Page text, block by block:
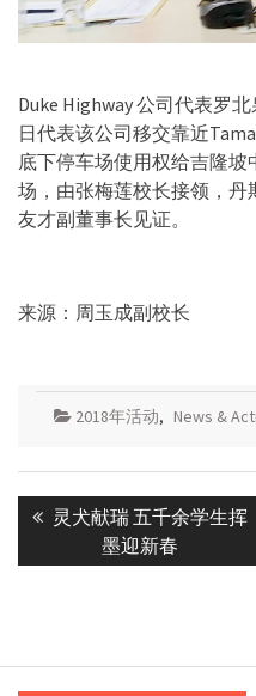
Duke Highway 公司代表罗
日代表该公司移交靠近
底下停车场使用权给吉隆
场，由张梅莲校长接领，
友才副董事长见证。
来源：周玉成副校长
2018年活动, News &
Post
navigation
Previous
灵犬献瑞 五千余学生挥
墨迎新春